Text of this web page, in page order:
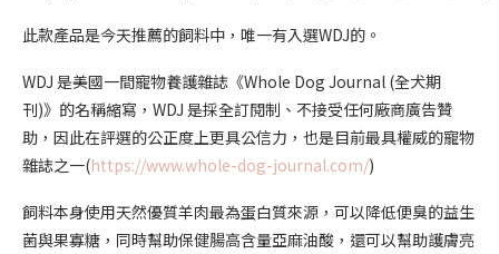
此款產品是今天推薦的飼料中，唯一有入選WDJ的。
WDJ 是美國一間寵物養護雜誌《Whole Dog Journal (全犬期
刊)》的名稱縮寫，WDJ 是採全訂閱制、不接受任何廠商廣告贊
助，因此在評選的公正度上更具公信力，也是目前最具權威的寵物
雜誌之一(https://www.whole-dog-journal.com/)
飼料本身使用天然優質羊肉最為蛋白質來源，可以降低便臭的益生
菌與果寡糖，同時幫助保健腸高含量亞麻油酸，還可以幫助護膚亮